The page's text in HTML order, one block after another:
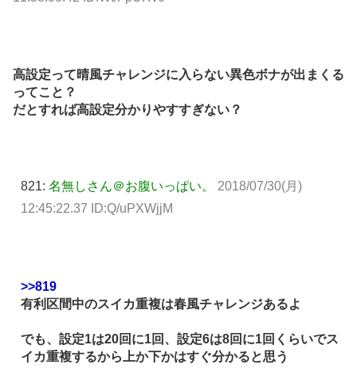
高設定って晴風チャレンジに入らない異色ボナが出まくる
ってこと？
だとすれば高設定分かりやすすぎない？
821: 名無しさん＠お腹いっぱい。
2018/07/30(月)
12:45:22.37 ID:Q/uPXWjjM
>>819
有利区間中のスイカ重複は春風チャレンジあるよ
でも、設定1は20回に1回、設定6は8回に1回くらいでス
イカ重複するから上か下かはすぐ分かると思う